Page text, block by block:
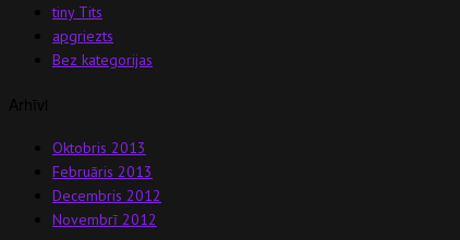
tiny Tits
apgriezts
Bez kategorijas
Oktobris 2013
Februāris 2013
Decembris 2012
Novembrī 2012